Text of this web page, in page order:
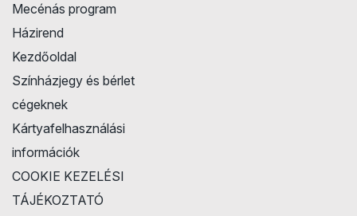
Mecénás program
Házirend
Kezdőoldal
Színházjegy és bérlet
cégeknek
Kártyafelhasználási
információk
COOKIE KEZELÉSI
TÁJÉKOZTATÓ